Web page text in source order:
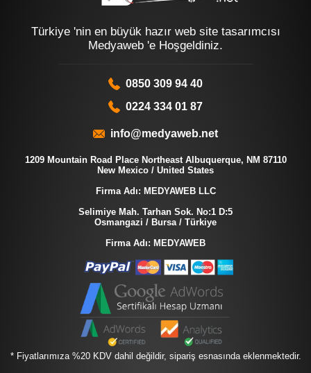
Türkiye 'nin en büyük hazır web site tasarımcısı
Medyaweb 'e Hoşgeldiniz.
0850 309 94 40
0224 334 01 87
info@medyaweb.net
1209 Mountain Road Place Northeast Albuquerque, NM 87110
New Mexico / United States
Firma Adı: MEDYAWEB LLC
Selimiye Mah. Tarhan Sok. No:1 D:5
Osmangazi / Bursa / Türkiye
Firma Adı: MEDYAWEB
* Fiyatlarımıza %20 KDV dahil değildir, sipariş esnasında eklenmektedir.